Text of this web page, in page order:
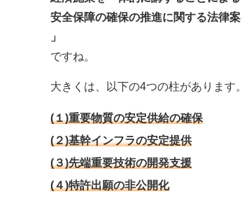
安全保障の確保の推進に関する法律案
」
ですね。
大きくは、以下の4つの柱があります。
(１)重要物質の安定供給の確保
(２)基幹インフラの安定提供
(３)先端重要技術の開発支援
(４)特許出願の非公開化